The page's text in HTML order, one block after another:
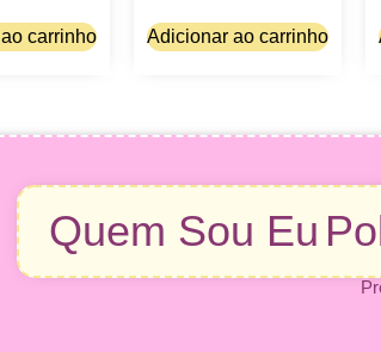
carrinho Adicionar ao carrinho
Quem Sou Eu